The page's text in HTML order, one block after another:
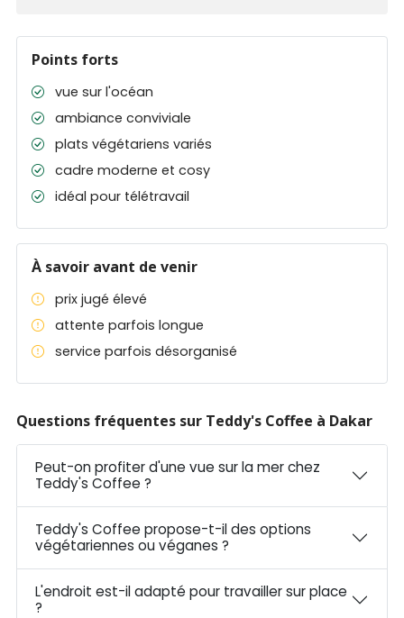
Points forts
vue sur l'océan
ambiance conviviale
plats végétariens variés
cadre moderne et cosy
idéal pour télétravail
À savoir avant de venir
prix jugé élevé
attente parfois longue
service parfois désorganisé
Questions fréquentes sur Teddy's Coffee à Dakar
Peut-on profiter d'une vue sur la mer chez
Teddy's Coffee ?
Teddy's Coffee propose-t-il des options
végétariennes ou véganes ?
L'endroit est-il adapté pour travailler sur place
?